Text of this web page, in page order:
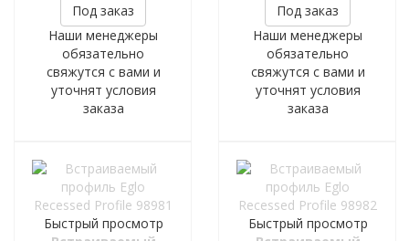
Под заказ
Наши менеджеры
обязательно
свяжутся с вами и
уточнят условия
заказа
Под заказ
Наши менеджеры
обязательно
свяжутся с вами и
уточнят условия
заказа
Быстрый просмотр
Быстрый просмотр